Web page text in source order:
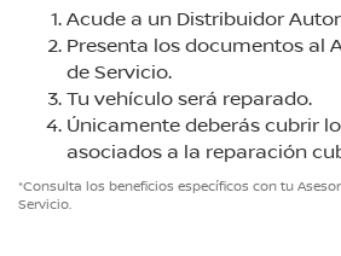
Acude a un Distribuidor
Presenta los documentos al
de Servicio.
Tu vehículo será reparado.
Únicamente deberás cubrir
asociados a la reparación
*Consulta los beneficios específicos con tu
Servicio.